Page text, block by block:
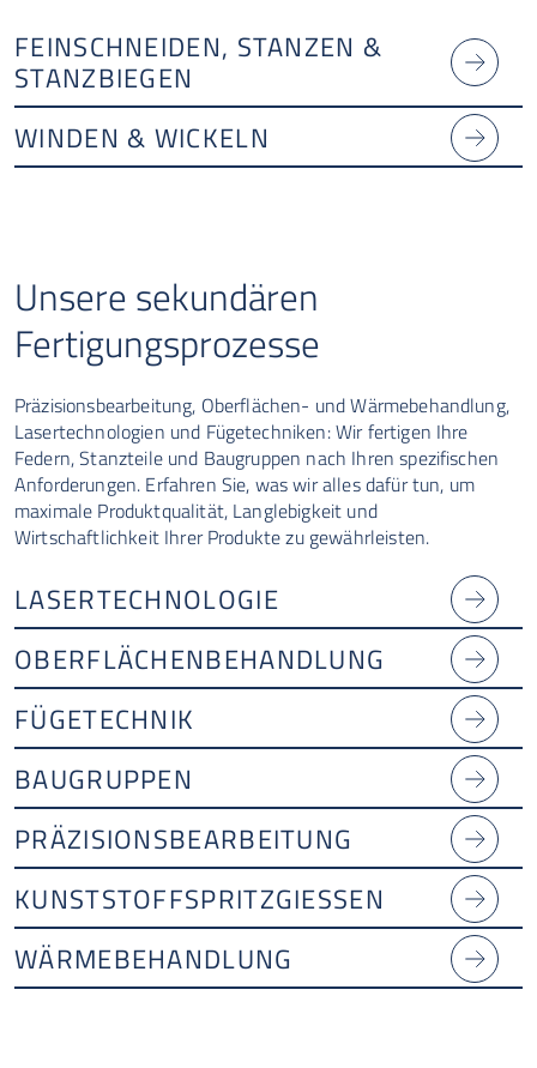
FEINSCHNEIDEN, STANZEN &
STANZBIEGEN
WINDEN & WICKELN
Unsere sekundären
Fertigungsprozesse
Präzisionsbearbeitung, Oberflächen- und Wärmebehandlung,
Lasertechnologien und Fügetechniken: Wir fertigen Ihre
Federn, Stanzteile und Baugruppen nach Ihren spezifischen
Anforderungen. Erfahren Sie, was wir alles dafür tun, um
maximale Produktqualität, Langlebigkeit und
Wirtschaftlichkeit Ihrer Produkte zu gewährleisten.
LASERTECHNOLOGIE
OBERFLÄCHENBEHANDLUNG
FÜGETECHNIK
BAUGRUPPEN
PRÄZISIONSBEARBEITUNG
KUNSTSTOFFSPRITZGIESSEN
WÄRMEBEHANDLUNG